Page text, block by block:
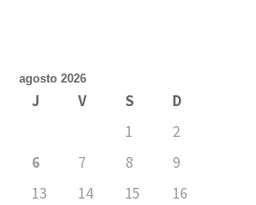
agosto 2026
J V S
D
1
2
6 7 8
9
13 14 15
16